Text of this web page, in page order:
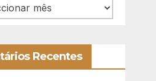
Recentes